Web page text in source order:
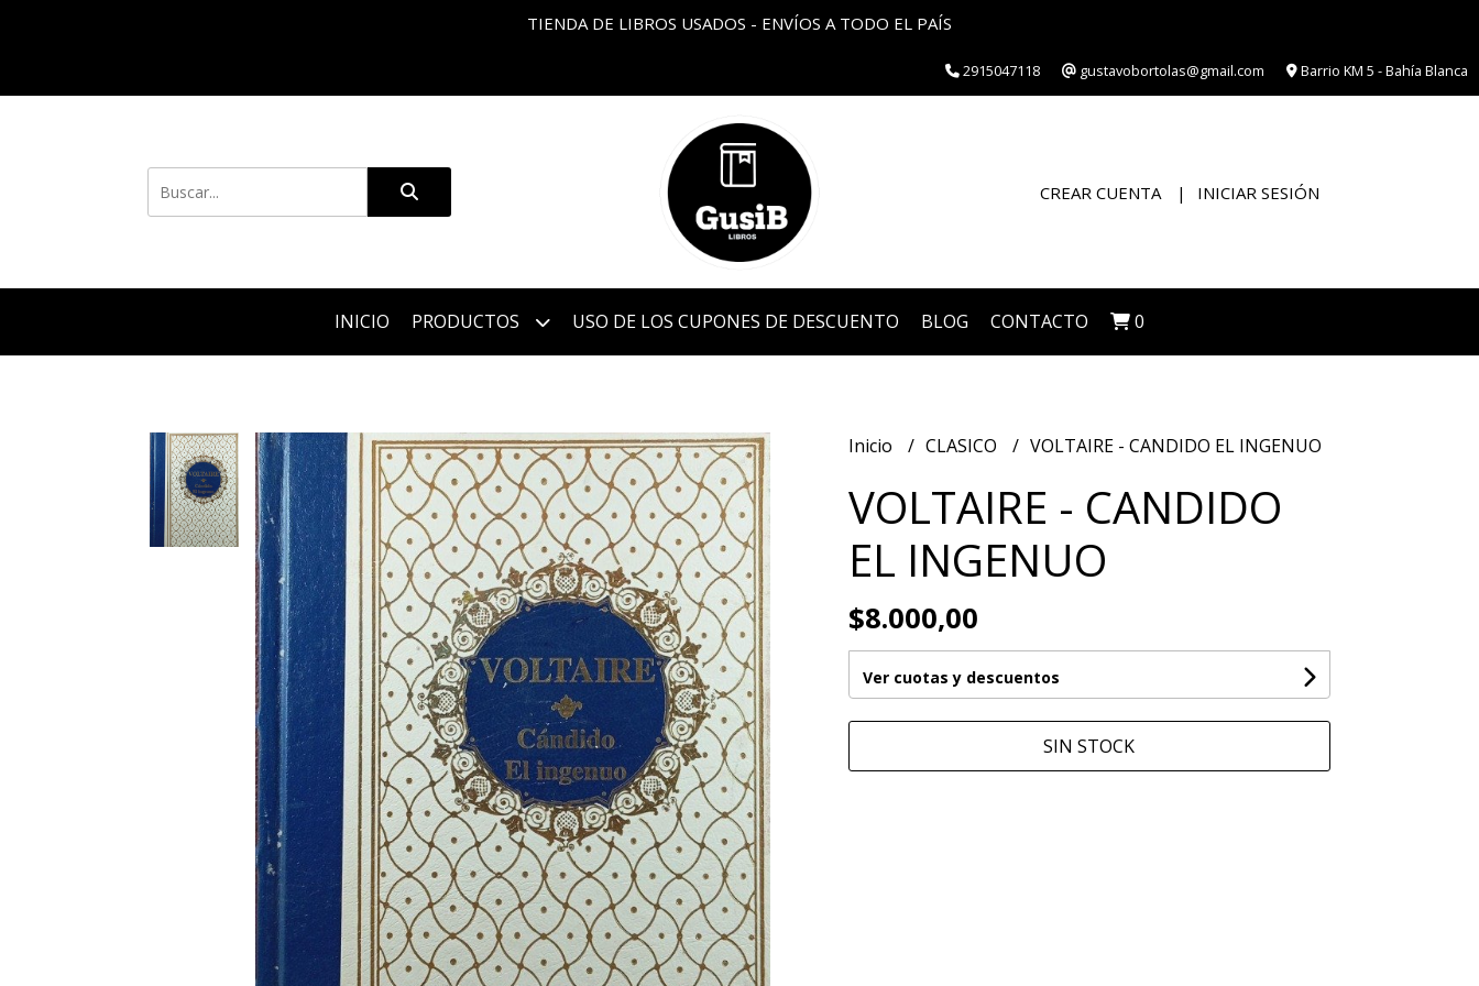
TIENDA DE LIBROS USADOS - ENVÍOS A TODO EL PAÍS
2915047118 gustavobortolas@gmail.com Barrio KM 5 - Bahía Blanca
CREAR CUENTA INICIAR SESIÓN
INICIO PRODUCTOS USO DE LOS CUPONES DE DESCUENTO BLOG CONTACTO 0
Inicio CLASICO VOLTAIRE - CANDIDO EL INGENUO
VOLTAIRE - CANDIDO
EL INGENUO
$8.000,00
Ver cuotas y descuentos
SIN STOCK